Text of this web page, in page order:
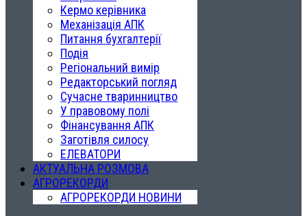
Кермо керівника
Механізація АПК
Питання бухгалтерії
Подія
Регіональний вимір
Редакторський погляд
Сучасне тваринництво
У правовому полі
Фінансування АПК
Заготівля силосу
ЕЛЕВАТОРИ
АКТУАЛЬНА РОЗМОВА
АГРОРЕКОРДИ
АГРОРЕКОРДИ НОВИНИ